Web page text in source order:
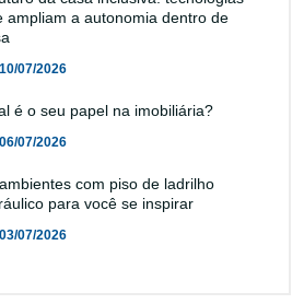
ampliam a autonomia dentro de
10/07/2026
é o seu papel na imobiliária?
06/07/2026
com piso de ladrilho
para você se inspirar
03/07/2026